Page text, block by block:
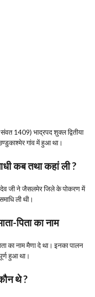
1409) भाद्रपद शुक्ल द्वितीया
गांव में हुआ था।
कब तथा कहां ली ?
जी ने जैसलमेर जिले के पोकरण में
ली थी।
पिता का नाम
का नाम मैणा दे था। इनका पालन
हुआ था।
थे ?